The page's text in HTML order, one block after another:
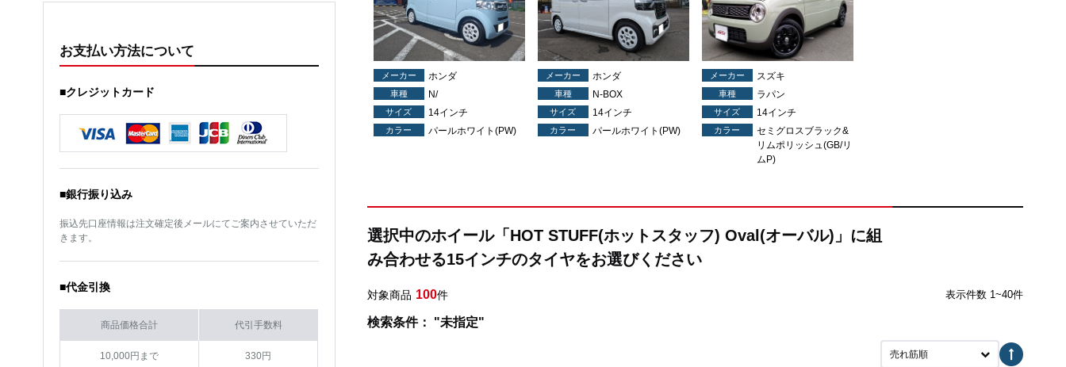
お支払い方法について
■クレジットカード
■銀行振り込み
振込先口座情報は注文確定後メールにてご案内させていただ
きます。
■代金引換
商品価格合計 代引手数料
10,000円まで 330円
メーカー ホンダ
車種 N/
サイズ 14インチ
カラー パールホワイト(PW)
メーカー ホンダ
車種 N-BOX
サイズ 14インチ
カラー パールホワイト(PW)
メーカー スズキ
車種 ラパン
サイズ 14インチ
カラー
セミグロスブラック&
リムポリッシュ(GB/リ
ムP)
選択中のホイール「HOT STUFF(ホットスタッフ) Oval(オーバル)」に組
み合わせる15インチのタイヤをお選びください
対象商品 100件 表示件数 1~40件
検索条件： "未指定"
売れ筋順